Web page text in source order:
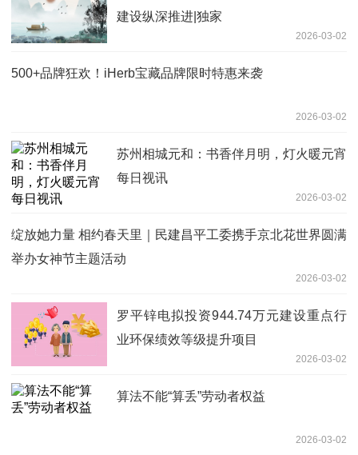
建设纵深推进|独家
2026-03-02
500+品牌狂欢！iHerb宝藏品牌限时特惠来袭
2026-03-02
苏州相城元和：书香伴月明，灯火暖元宵
每日视讯
2026-03-02
绽放她力量 相约春天里｜民建昌平工委携手京北花世界圆满
举办女神节主题活动
2026-03-02
罗平锌电拟投资944.74万元建设重点行
业环保绩效等级提升项目
2026-03-02
算法不能“算丢”劳动者权益
2026-03-02